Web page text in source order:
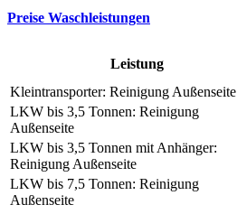
Preise Waschleistungen
Leistung
Kleintransporter: Reinigung Außenseite
LKW bis 3,5 Tonnen: Reinigung
Außenseite
LKW bis 3,5 Tonnen mit Anhänger:
Reinigung Außenseite
LKW bis 7,5 Tonnen: Reinigung
Außenseite